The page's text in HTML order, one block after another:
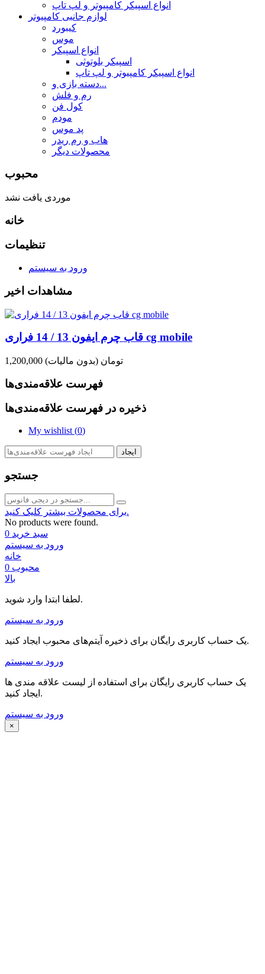
انواع اسپیکر کامپیوتر و لپ تاپ
لوازم جانبی کامپیوتر
کیبورد
موس
انواع اسپیکر
اسپیکر بلوتوثی
انواع اسپیکر کامپیوتر و لپ تاپ
دسته بازی و...
رم و فلش
کول فن
مودم
پد موس
هاب و رم ریدر
محصولات دیگر
محبوب
موردی یافت نشد
خانه
تنظیمات
ورود به سیستم
مشاهدات اخیر
قاب چرم ایفون 13 / 14 فراری cg mobile
1,200,000 تومان (بدون مالیات)
فهرست علاقه‌مندی‌ها
ذخیره در فهرست علاقه‌مندی‌ها
My wishlist (0)
ایجاد
جستجو
برای محصولات بیشتر کلیک کنید.
No products were found.
سبد خرید 0
ورود به سیستم
خانه
محبوب 0
بالا
لطفا ابتدا وارد شوید.
ورود به سیستم
یک حساب کاربری رایگان برای ذخیره آیتم‌های محبوب ایجاد کنید.
ورود به سیستم
یک حساب کاربری رایگان برای استفاده از لیست علاقه مندی ها
ایجاد کنید.
ورود به سیستم
×